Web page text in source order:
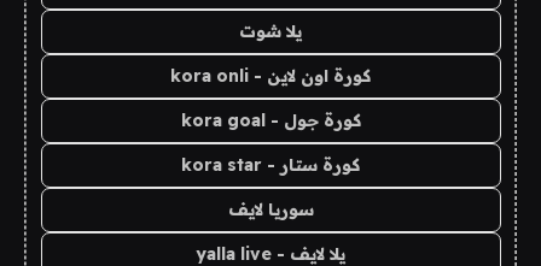
يلا شوت
كورة اون لاين - kora onli
كورة جول - kora goal
كورة ستار - kora star
سوريا لايف
يلا لايف - yalla live